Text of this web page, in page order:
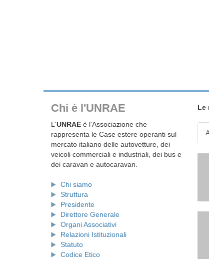
Chi è l'UNRAE
L'UNRAE è l'Associazione che
rappresenta le Case estere operanti sul
mercato italiano delle autovetture, dei
veicoli commerciali e industriali, dei bus e
dei caravan e autocaravan.
Chi siamo
Struttura
Presidente
Direttore Generale
Organi Associativi
Relazioni Istituzionali
Statuto
Codice Etico
Le